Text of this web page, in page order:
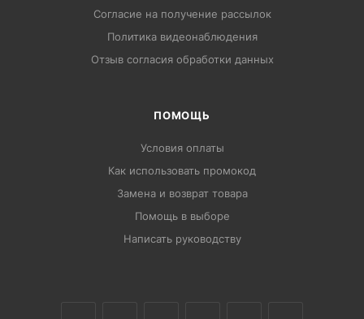
Согласие на получение рассылок
Политика видеонаблюдения
Отзыв согласия обработки данных
ПОМОЩЬ
Условия оплаты
Как использовать промокод
Замена и возврат товара
Помощь в выборе
Написать руководству